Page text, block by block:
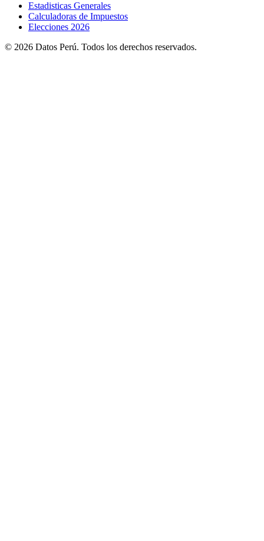
Estadisticas Generales
Calculadoras de Impuestos
Elecciones 2026
© 2026 Datos Perú. Todos los derechos reservados.